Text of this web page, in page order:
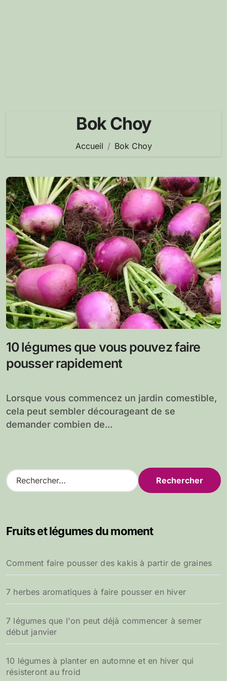
Bok Choy
Accueil Bok Choy
10 légumes que vous pouvez faire
pousser rapidement
Lorsque vous commencez un jardin comestible,
cela peut sembler décourageant de se
demander combien de...
R
e
r
e
r
:
Fruits et légumes du moment
Comment faire pousser des kakis à partir de graines
7 herbes aromatiques à faire pousser en hiver
7 légumes que l'on peut déjà commencer à semer
début janvier
10 légumes à planter en automne et en hiver qui
résisteront au froid